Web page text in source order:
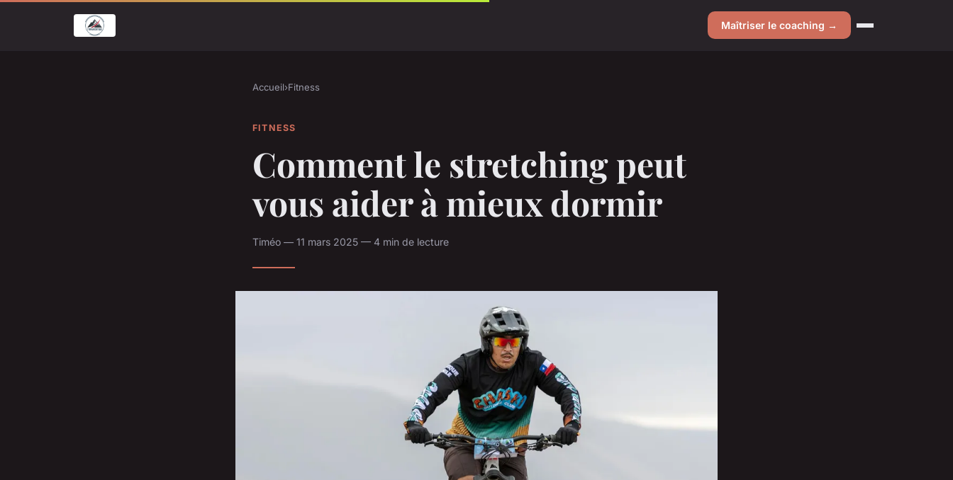
Maîtriser le coaching →
Accueil›Fitness
FITNESS
Comment le stretching peut
vous aider à mieux dormir
Timéo — 11 mars 2025 — 4 min de lecture